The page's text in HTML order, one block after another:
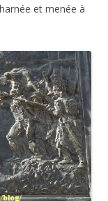
et menée à